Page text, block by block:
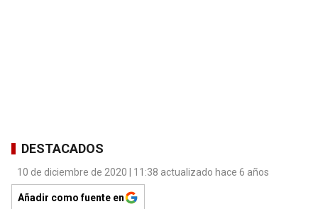
DESTACADOS
10 de diciembre de 2020 | 11:38 actualizado hace 6 años
Añadir como fuente en